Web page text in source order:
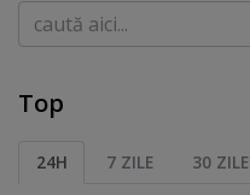
Caută
Top
24H 7 ZILE 30 ZILE